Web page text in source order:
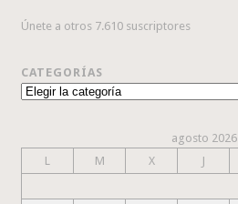
Únete a otros 7.610 suscriptores
CATEGORÍAS
Categorías
agosto 2026
L
M X J